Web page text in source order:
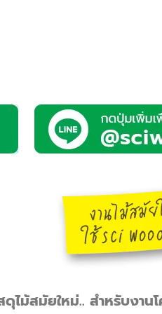
ดุไม้สมัยใหม่.. สำหรับงาน